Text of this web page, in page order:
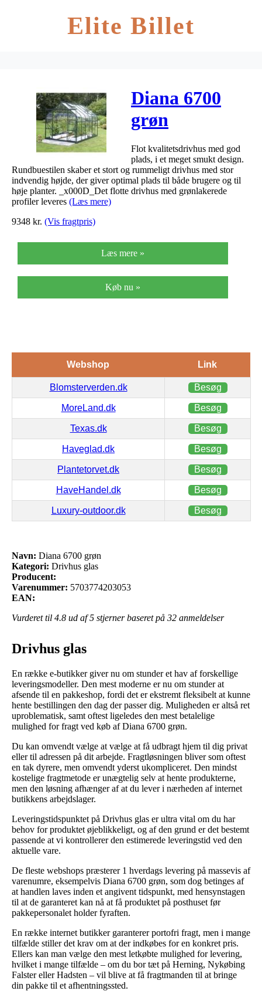
Elite Billet
Diana 6700
grøn
Flot kvalitetsdrivhus med god
plads, i et meget smukt design.
Rundbuestilen skaber et stort og rummeligt drivhus med stor
indvendig højde, der giver optimal plads til både brugere og til
høje planter. _x000D_Det flotte drivhus med grønlakerede
profiler leveres (Læs mere)
9348 kr. (Vis fragtpris)
Læs mere »
Køb nu »
Webshop Link
Blomsterverden.dk Besøg
MoreLand.dk Besøg
Texas.dk Besøg
Haveglad.dk Besøg
Plantetorvet.dk Besøg
HaveHandel.dk Besøg
Luxury-outdoor.dk Besøg
Navn: Diana 6700 grøn
Kategori: Drivhus glas
Producent:
Varenummer: 5703774203053
EAN:
Vurderet til 4.8 ud af 5 stjerner baseret på 32 anmeldelser
Drivhus glas
En række e-butikker giver nu om stunder et hav af forskellige
leveringsmodeller. Den mest moderne er nu om stunder at
afsende til en pakkeshop, fordi det er ekstremt fleksibelt at kunne
hente bestillingen den dag der passer dig. Muligheden er altså ret
uproblematisk, samt oftest ligeledes den mest betalelige
mulighed for fragt ved køb af Diana 6700 grøn.
Du kan omvendt vælge at vælge at få udbragt hjem til dig privat
eller til adressen på dit arbejde. Fragtløsningen bliver som oftest
en tak dyrere, men omvendt yderst ukompliceret. Den mindst
kostelige fragtmetode er unægtelig selv at hente produkterne,
men den løsning afhænger af at du lever i nærheden af internet
butikkens arbejdslager.
Leveringstidspunktet på Drivhus glas er ultra vital om du har
behov for produktet øjeblikkeligt, og af den grund er det bestemt
passende at vi kontrollerer den estimerede leveringstid ved den
aktuelle vare.
De fleste webshops præsterer 1 hverdags levering på massevis af
varenumre, eksempelvis Diana 6700 grøn, som dog betinges af
at handlen laves inden et angivent tidspunkt, med hensynstagen
til at de garanteret kan nå at få produktet på posthuset før
pakkepersonalet holder fyraften.
En række internet butikker garanterer portofri fragt, men i mange
tilfælde stiller det krav om at der indkøbes for en konkret pris.
Ellers kan man vælge den mest letkøbte mulighed for levering,
hvilket i mange tilfælde – om du bor tæt på Herning, Nykøbing
Falster eller Hadsten – vil blive at få fragtmanden til at bringe
din pakke til et afhentningssted.